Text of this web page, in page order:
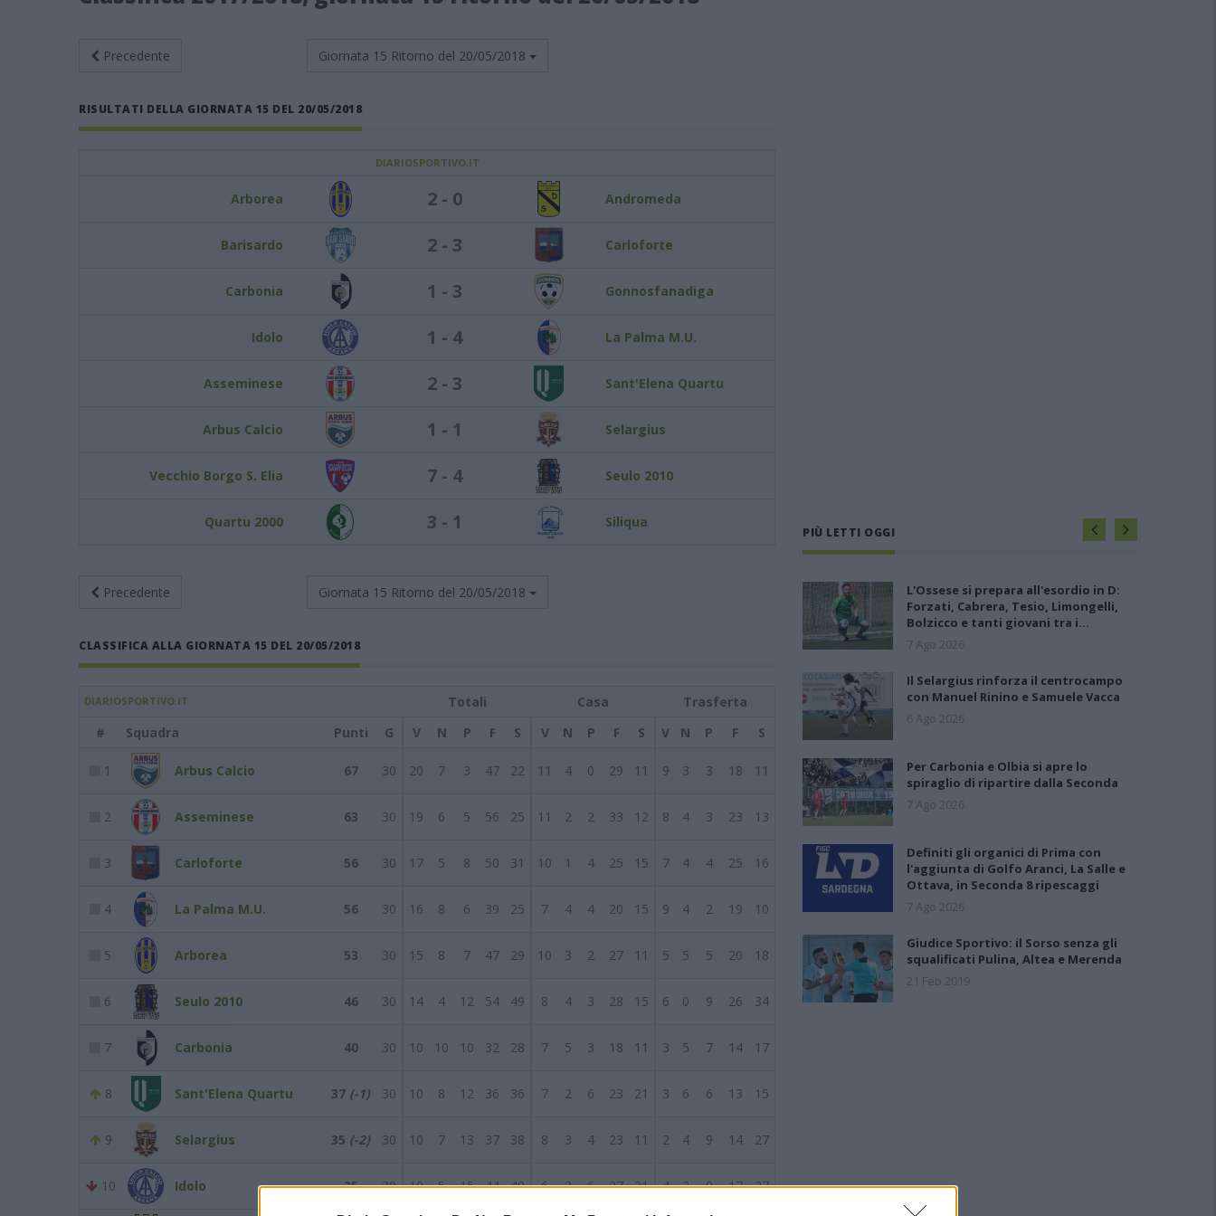
Precedente Giornata 15 Ritorno del 20/05/2018
RISULTATI DELLA GIORNATA 15 DEL 20/05/2018
DIARIOSPORTIVO.IT
Arborea 2 - 0 Andromeda
Barisardo 2 - 3 Carloforte
Carbonia 1 - 3 Gonnosfanadiga
Idolo 1 - 4 La Palma M.U.
Asseminese 2 - 3 Sant'Elena Quartu
Arbus Calcio 1 - 1 Selargius
Vecchio Borgo S. Elia 7 - 4 Seulo 2010
Quartu 2000 3 - 1 Siliqua
Precedente Giornata 15 Ritorno del 20/05/2018
CLASSIFICA ALLA GIORNATA 15 DEL 20/05/2018
DIARIOSPORTIVO.IT Totali Casa
Trasferta
#
Squadra Punti G V N P F S V N P F S V N P F S
1 Arbus Calcio 67 30 20 7 3 47 22 11 4 0 29 11 9 3 3 18 11
2 Asseminese 63 30 19 6 5 56 25 11 2 2 33 12 8 4 3 23 13
3 Carloforte 56 30 17 5 8 50 31 10 1 4 25 15 7 4 4 25 16
4 La Palma M.U. 56 30 16 8 6 39 25 7 4 4 20 15 9 4 2 19 10
5 Arborea 53 30 15 8 7 47 29 10 3 2 27 11 5 5 5 20 18
6 Seulo 2010 46 30 14 4 12 54 49 8 4 3 28 15 6 0 9 26 34
7 Carbonia 40 30 10 10 10 32 28 7 5 3 18 11 3 5 7 14 17
8 Sant'Elena Quartu 37 (-1) 30 10 8 12 36 36 7 2 6 23 21 3 6 6 13 15
9 Selargius 35 (-2) 30 10 7 13 37 38 8 3 4 23 11 2 4 9 14 27
10 Idolo 35 30 10 5 15 44 48 6 3 6 27 21 4 2 9 17 27
PIÙ LETTI OGGI
L'Ossese si prepara all'esordio in D:
Forzati, Cabrera, Tesio, Limongelli,
Bolzicco e tanti giovani tra i…
7 Ago 2026
Il Selargius rinforza il centrocampo
con Manuel Rinino e Samuele Vacca
6 Ago 2026
Per Carbonia e Olbia si apre lo
spiraglio di ripartire dalla Seconda
7 Ago 2026
Definiti gli organici di Prima con
l'aggiunta di Golfo Aranci, La Salle e
Ottava, in Seconda 8 ripescaggi
7 Ago 2026
Giudice Sportivo: il Sorso senza gli
squalificati Pulina, Altea e Merenda
21 Feb 2019